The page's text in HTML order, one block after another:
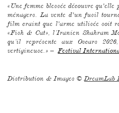
«Une femme blessée découvre
ménagers. La vente d'un fusil
film craint que l'arme utilisée soit
«Fish & Cat», l’Iranien Shahram
qu’il représente aux Oscars
vertigineuse.» – Festival
Distribution & Images © DreamLab